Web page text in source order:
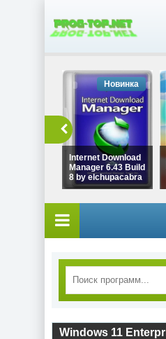
Internet Download
Manager 6.43 Build
8 by elchupacabra
Новинка